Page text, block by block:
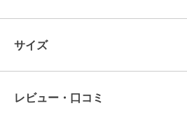
るのだろう
この商品は、不良品のみ返品を承ります
サイズ
レビュー・口コミ